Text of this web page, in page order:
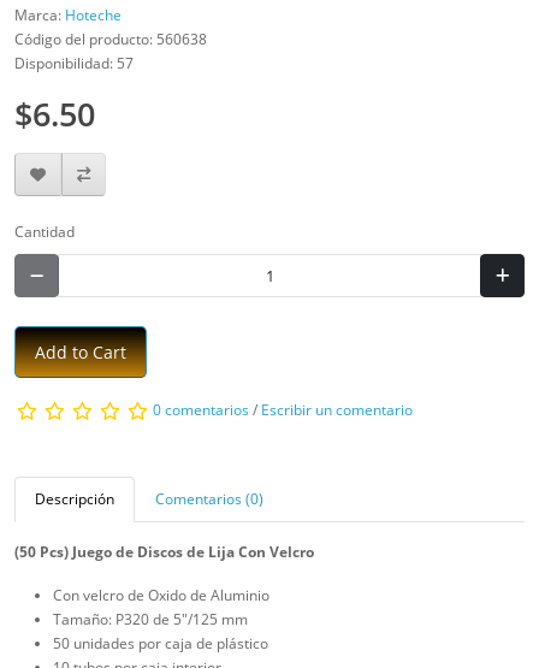
Marca: Hoteche
Código del producto: 560638
Disponibilidad: 57
$6.50
Cantidad
Add to Cart
0 comentarios/ Escribir un comentario
Descripción Comentarios (0)
(50 Pcs) Juego de Discos de Lija Con Velcro
Con velcro de Oxido de Aluminio
Tamaño: P320 de 5"/125 mm
50 unidades por caja de plástico